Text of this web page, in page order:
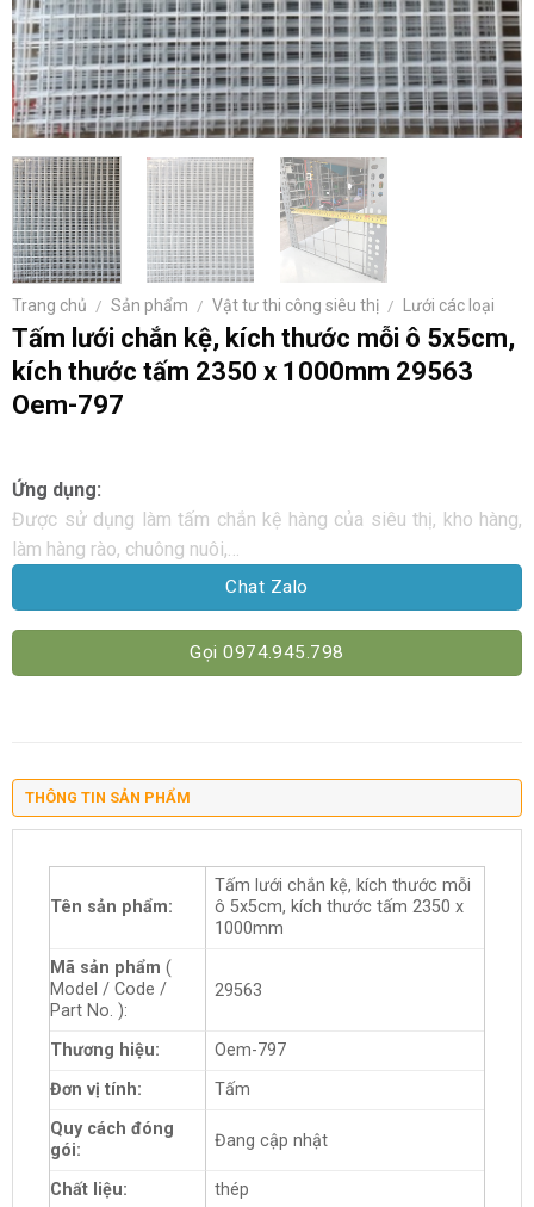
Trang chủ / Sản phẩm / Vật tư thi công siêu thị / Lưới các loại
Tấm lưới chắn kệ, kích thước mỗi ô 5x5cm,
kích thước tấm 2350 x 1000mm 29563
Oem-797
Ứng dụng:
Được sử dụng làm tấm chắn kệ hàng của siêu thị, kho hàng,
làm hàng rào, chuông nuôi,…
Chat Zalo
Gọi 0974.945.798
THÔNG TIN SẢN PHẨM
Tên sản phẩm:
Tấm lưới chắn kệ, kích thước mỗi
ô 5x5cm, kích thước tấm 2350 x
1000mm
Mã sản phẩm (
Model / Code /
Part No. ):
29563
Thương hiệu:
Oem-797
Đơn vị tính:
Tấm
Quy cách đóng
gói:
Đang cập nhật
Chất liệu: thép